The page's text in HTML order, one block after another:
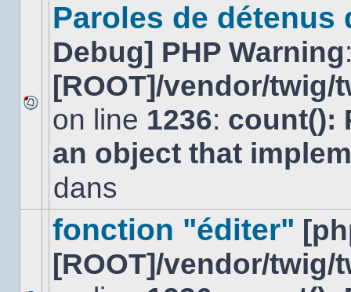
Aucun
nouveau
message
non-
dans
sujet.
Paroles de détenus
Debug] PHP Warning
[ROOT]/vendor/
on line 1236: count():
an object that
dans
fonction "éditer"
[ROOT]/vendor/